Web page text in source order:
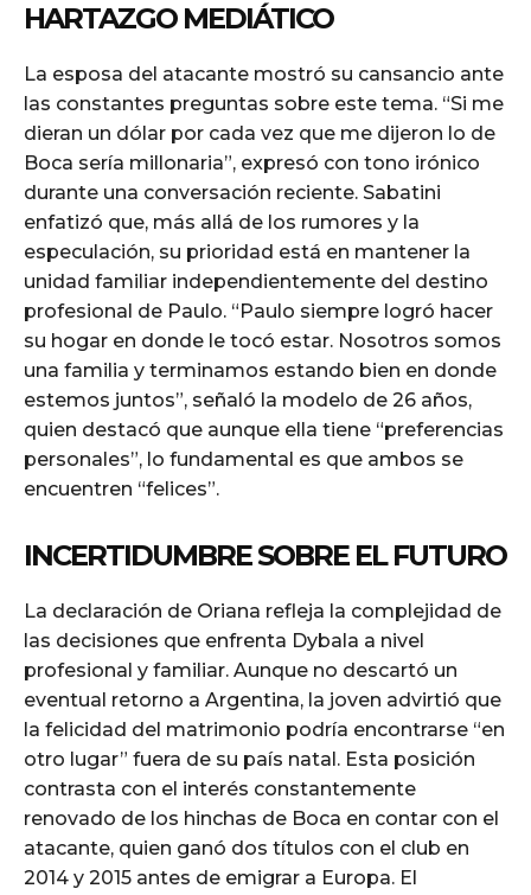
HARTAZGO MEDIÁTICO
La esposa del atacante mostró su cansancio ante
las constantes preguntas sobre este tema. “Si me
dieran un dólar por cada vez que me dijeron lo de
Boca sería millonaria”, expresó con tono irónico
durante una conversación reciente. Sabatini
enfatizó que, más allá de los rumores y la
especulación, su prioridad está en mantener la
unidad familiar independientemente del destino
profesional de Paulo. “Paulo siempre logró hacer
su hogar en donde le tocó estar. Nosotros somos
una familia y terminamos estando bien en donde
estemos juntos”, señaló la modelo de 26 años,
quien destacó que aunque ella tiene “preferencias
personales”, lo fundamental es que ambos se
encuentren “felices”.
INCERTIDUMBRE SOBRE EL FUTURO
La declaración de Oriana refleja la complejidad de
las decisiones que enfrenta Dybala a nivel
profesional y familiar. Aunque no descartó un
eventual retorno a Argentina, la joven advirtió que
la felicidad del matrimonio podría encontrarse “en
otro lugar” fuera de su país natal. Esta posición
contrasta con el interés constantemente
renovado de los hinchas de Boca en contar con el
atacante, quien ganó dos títulos con el club en
2014 y 2015 antes de emigrar a Europa. El